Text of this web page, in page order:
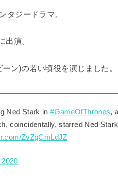
タジードラマ。
出演。
ン)の若い頃役を演じました。
Ned Stark in#GameOfThrones,
coincidentally, starred Ned
ZvZgCmLdJZ